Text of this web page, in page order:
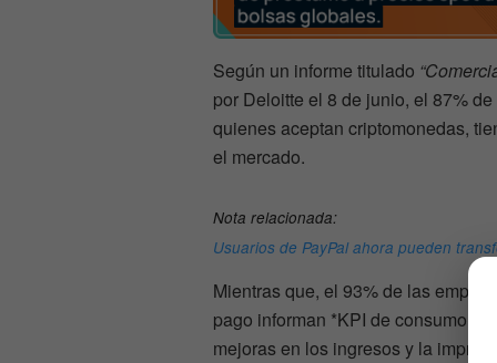
Según un informe titulado
por Deloitte el 8 de junio, el 87%
quienes aceptan criptomonedas,
el mercado.
Nota relacionada:
Usuarios de PayPal ahora pueden
Mientras que, el 93% de las
pago informan *KPI de consumo
mejoras en los ingresos y la